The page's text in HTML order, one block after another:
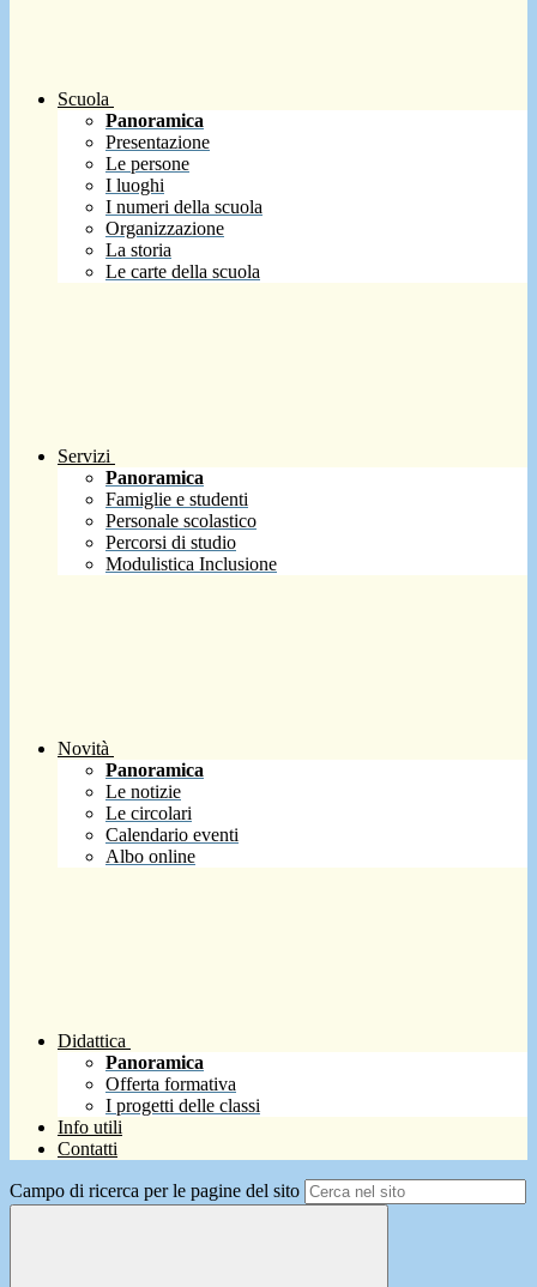
Scuola
Panoramica
Presentazione
Le persone
I luoghi
I numeri della scuola
Organizzazione
La storia
Le carte della scuola
Servizi
Panoramica
Famiglie e studenti
Personale scolastico
Percorsi di studio
Modulistica Inclusione
Novità
Panoramica
Le notizie
Le circolari
Calendario eventi
Albo online
Didattica
Panoramica
Offerta formativa
I progetti delle classi
Info utili
Contatti
Campo di ricerca per le pagine del sito